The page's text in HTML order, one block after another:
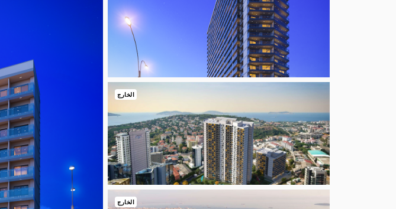
الخارج
الخارج